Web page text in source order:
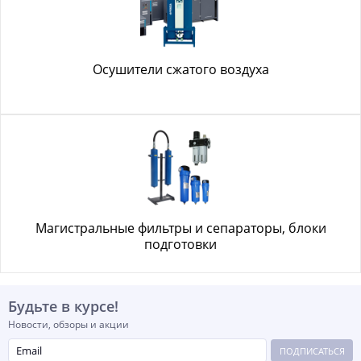
Осушители сжатого воздуха
Магистральные фильтры и сепараторы, блоки
подготовки
Будьте в курсе!
Новости, обзоры и акции
ПОДПИСАТЬСЯ